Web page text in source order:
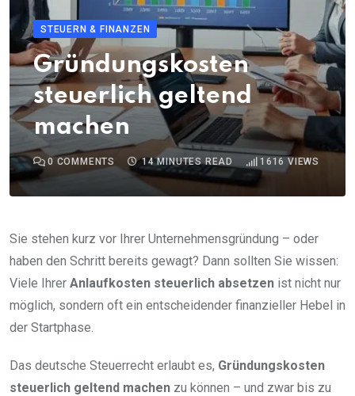
STEUERN & FINANZEN
Gründungskosten
steuerlich geltend
machen
0 COMMENTS 14 MINUTES READ 1616 VIEWS
Sie stehen kurz vor Ihrer Unternehmensgründung – oder
haben den Schritt bereits gewagt? Dann sollten Sie wissen:
Viele Ihrer Anlaufkosten steuerlich absetzen ist nicht nur
möglich, sondern oft ein entscheidender finanzieller Hebel in
der Startphase.
Das deutsche Steuerrecht erlaubt es, Gründungskosten
steuerlich geltend machen zu können – und zwar bis zu